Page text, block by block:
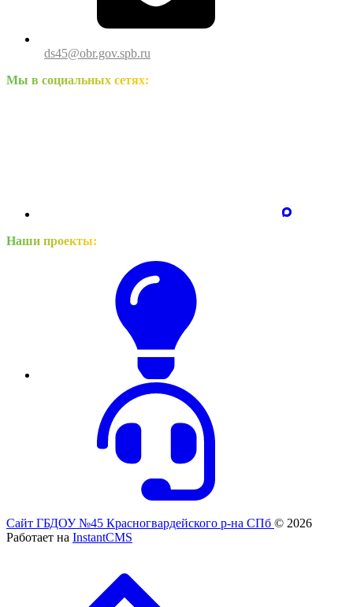
ds45@obr.gov.spb.ru
Мы в социальных сетях:
Наши проекты:
Сайт ГБДОУ №45 Красногвардейского р-на СПб © 2026
Работает на InstantCMS